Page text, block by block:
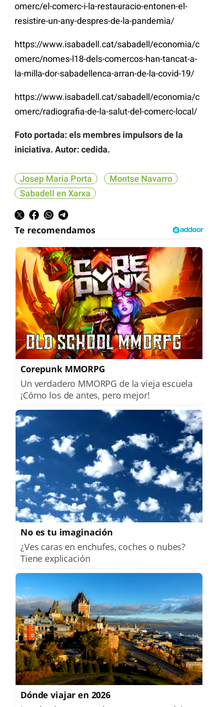
omerc/el-comerc-i-la-restauracio-entonen-el-
resistire-un-any-despres-de-la-pandemia/
https://www.isabadell.cat/sabadell/economia/c
omerc/nomes-l18-dels-comercos-han-tancat-a-
la-milla-dor-sabadellenca-arran-de-la-covid-19/
https://www.isabadell.cat/sabadell/economia/c
omerc/radiografia-de-la-salut-del-comerc-local/
Foto portada: els membres impulsors de la
iniciativa. Autor: cedida.
Josep Maria Porta
Montse Navarro
Sabadell en Xarxa
Corepunk MMORPG
Un verdadero MMORPG de la vieja escuela
¡Cómo los de antes, pero mejor!
No es tu imaginación
¿Ves caras en enchufes, coches o nubes?
Tiene explicación
Dónde viajar en 2026